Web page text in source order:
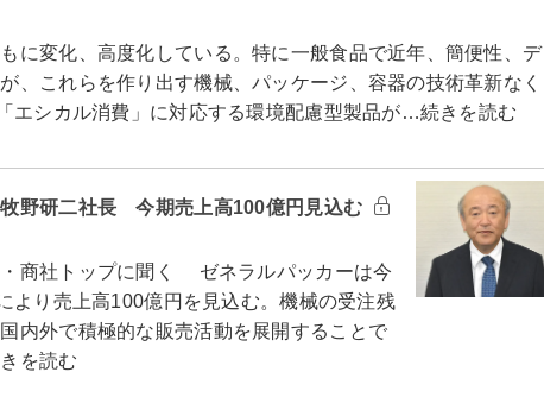
に変化、高度化している。特に一般食品で近年、簡便性、デ
、これらを作り出す機械、パッケージ、容器の技術革新なく
エシカル消費」に対応する環境配慮型製品が…続きを読む
野研二社長 今期売上高100億円見込む
商社トップに聞く ゼネラルパッカーは今
より売上高100億円を見込む。機械の受注残
内外で積極的な販売活動を展開することで
を読む